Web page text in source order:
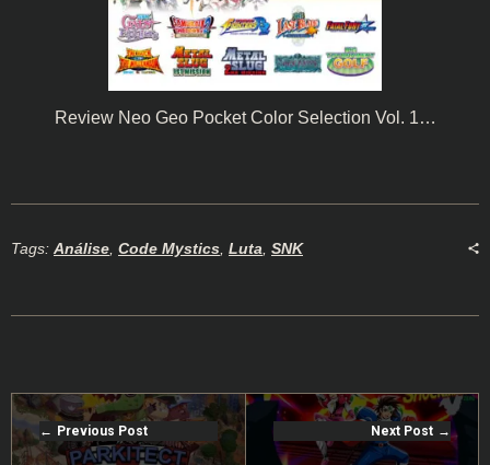
Review Neo Geo Pocket Color Selection Vol. 1…
Tags: Análise Code Mystics Luta SNK
Previous Post Next Post